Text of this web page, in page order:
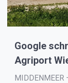
Google
Agriport